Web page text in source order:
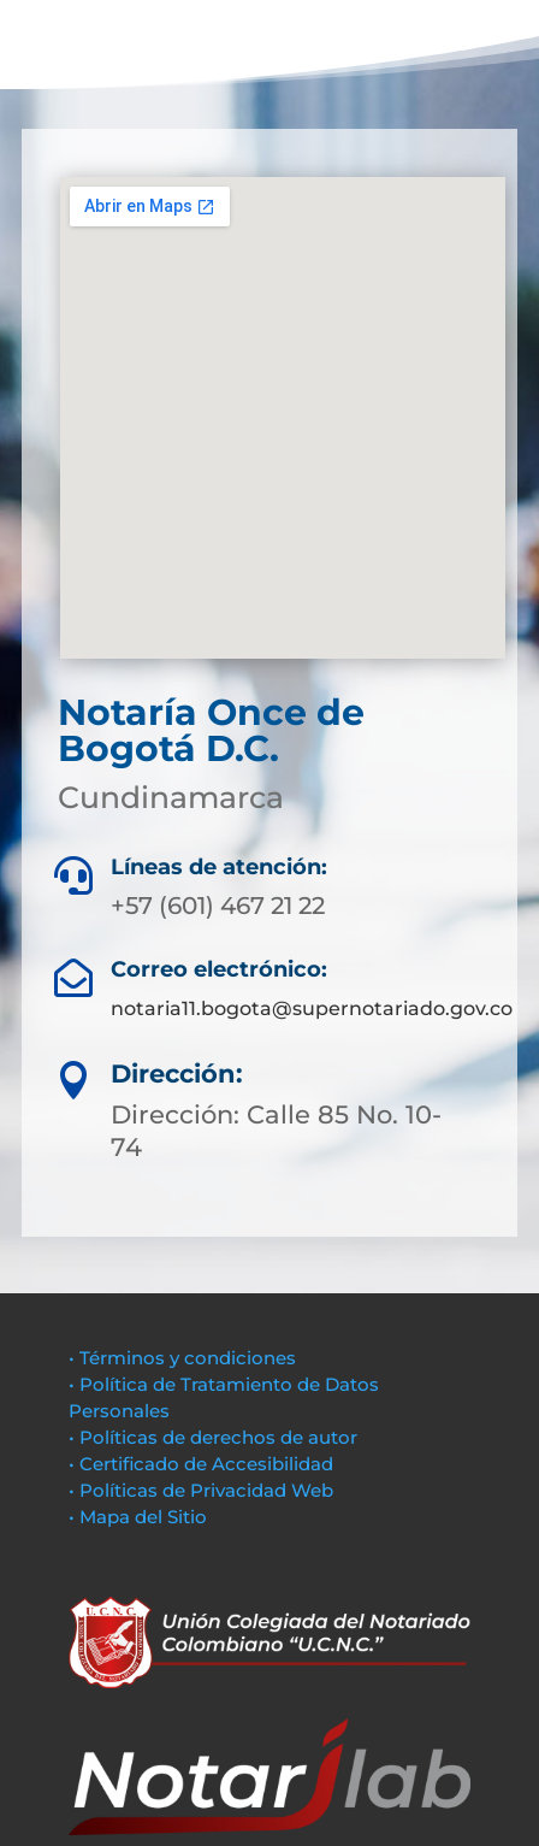
Notaría Once de
Bogotá D.C.
Cundinamarca
 Líneas de atención:
+57 (601) 467 21 22
 Correo electrónico:
notaria11.bogota@supernotariado.gov.co

Dirección:
Dirección: Calle 85 No. 10-
74
• Términos y condiciones
• Política de Tratamiento de Datos
Personales
• Políticas de derechos de autor
• Certificado de Accesibilidad
• Políticas de Privacidad Web
• Mapa del Sitio